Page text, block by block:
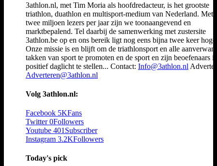
3athlon.nl, met Tim Moria als hoofdredacteur, is het grootste
triathlon, duathlon en multisport-medium van Nederland. Met
twee miljoen lezers per jaar zijn we toonaangevend en
marktbepalend. Tel daarbij de samenwerking met zustersite
3athlon.be op en ons bereik ligt nog eens bijna twee keer
Onze missie is en blijft om de triathlonsport en alle
takken van sport te promoten en de sport en zijn beoefenaars
positief daglicht te stellen... Contact: Info@3athlon.nl
Adverteren@3athlon.nl
Volg 3athlon.nl:
Facebook 5KFans
Twitter 0Followers
Youtube 401 Subscriber
Instagram 3.2KFollowers
Today's pick